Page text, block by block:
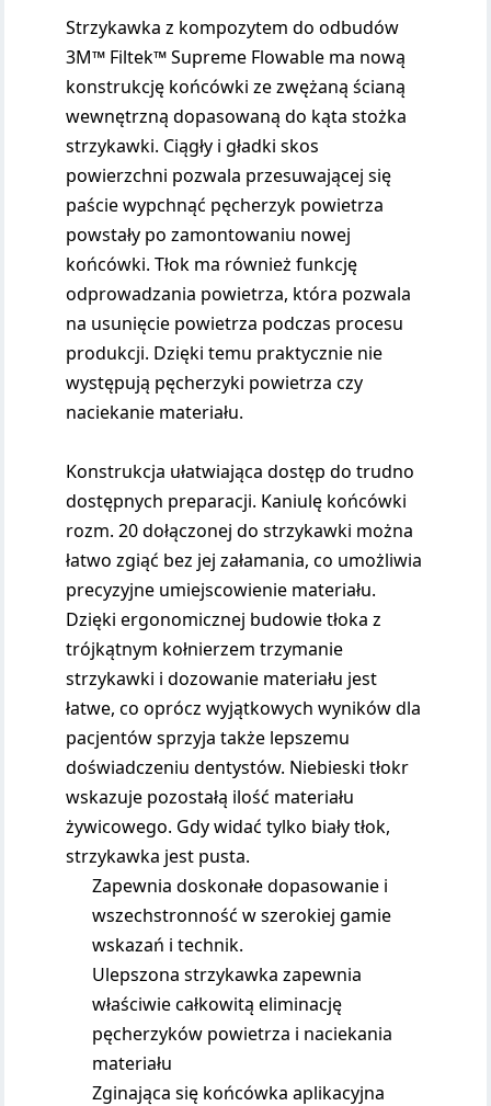
Strzykawka z kompozytem do odbudów
3M™ Filtek™ Supreme Flowable ma nową
konstrukcję końcówki ze zwężaną ścianą
wewnętrzną dopasowaną do kąta stożka
strzykawki. Ciągły i gładki skos
powierzchni pozwala przesuwającej się
paście wypchnąć pęcherzyk powietrza
powstały po zamontowaniu nowej
końcówki. Tłok ma również funkcję
odprowadzania powietrza, która pozwala
na usunięcie powietrza podczas procesu
produkcji. Dzięki temu praktycznie nie
występują pęcherzyki powietrza czy
naciekanie materiału.
Konstrukcja ułatwiająca dostęp do trudno
dostępnych preparacji. Kaniulę końcówki
rozm. 20 dołączonej do strzykawki można
łatwo zgiąć bez jej załamania, co umożliwia
precyzyjne umiejscowienie materiału.
Dzięki ergonomicznej budowie tłoka z
trójkątnym kołnierzem trzymanie
strzykawki i dozowanie materiału jest
łatwe, co oprócz wyjątkowych wyników dla
pacjentów sprzyja także lepszemu
doświadczeniu dentystów. Niebieski tłokr
wskazuje pozostałą ilość materiału
żywicowego. Gdy widać tylko biały tłok,
strzykawka jest pusta.
Zapewnia doskonałe dopasowanie i
wszechstronność w szerokiej gamie
wskazań i technik.
Ulepszona strzykawka zapewnia
właściwie całkowitą eliminację
pęcherzyków powietrza i naciekania
materiału
Zginająca się końcówka aplikacyjna